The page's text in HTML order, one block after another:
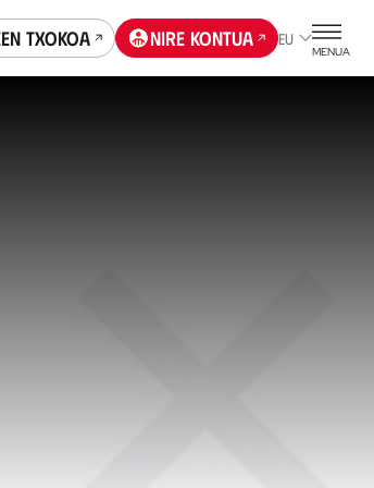
Txokoa Nire kontua EU
MENUA